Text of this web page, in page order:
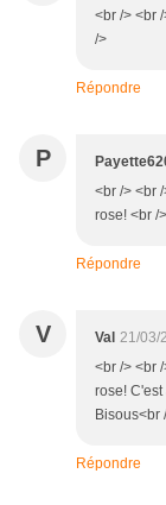
<br /> <br
/>
Répondre
P
<br /> <br
rose! <br /
Répondre
V Val 21/03/
<br /> <br
rose!
Bisous<br
Répondre